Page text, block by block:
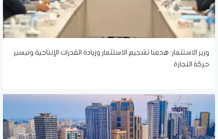
وزير الاستثمار: هدفنا تشجيع الاستثمار وزيادة القدرات الإنتاجية وتيسير
حركة التجارة